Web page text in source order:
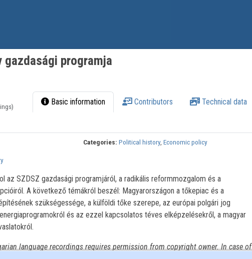
gazdasági programja
Basic information Contributors Technical data
Categories: Political history,Economic policy
az SZDSZ gazdasági programjáról, a radikális reformmozgalom és a
A következő témákról beszél: Magyarországon a tőkepiac és a
szükségessége, a külföldi tőke szerepe, az európai polgári jog
és az ezzel kapcsolatos téves elképzelésekről, a magyar
language recordings requires permission from copyright owner. In case of